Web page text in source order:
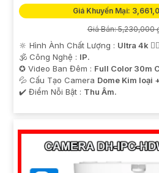
Giá Khuyến Mại:
Giá Bán: 5,230,000
🔆 Hình Ành Chất Lượng : Ultra 4k
🕉️ Công Nghệ : IP.
✪ Video Ban Đêm : Full Color 30m
💦 Cấu Tạo Camera Dome Kim loại
️✔️ Điểm Nỗi Bật : Thu Âm.